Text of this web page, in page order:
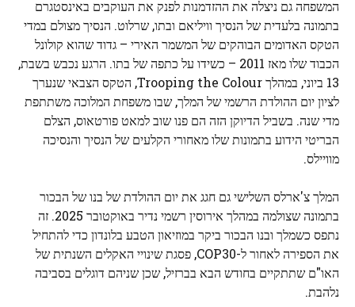
המשפחה גם ניצלה את ההזדמנות לפנק את העוקבים באינסטגרם
בתמונה בלעדית של הנסיך וויליאם ובתו, שרלוט. הנסיך מצולם במדי
הטקס האדומים הבוהקים של המשמר האירי – גדוד שהוא קולונל
הכבוד שלו מאז 2011 – כשידו על כתפה של בתו. הרגע נכבש בשבת,
13 ביוני, במהלך Trooping the Colour, הטקס הצבאי שנערך
לציון יום ההולדת הרשמי של המלך, שבו משפחת המלוכה משתתפת
מדי שנה. בשביל הדיוקן הזה הם פנו שוב למאט פורטאוס, הצלם
הבריטי הידוע בתמונות שלו מאחורי הקלעים של הנסיך והנסיכה
מוויילס.
המלך צ'ארלס השלישי גם חגג את יום ההולדת של בנו של הבכור
בתמונה שצולמה במהלך אירוסין רשמי נדיר באוקטובר 2025. זה
נתפס כשמלך ובנו הבכור ביקר במוזיאון הטבע בלונדון כדי להתחיל
את הספירה לאחור ל-COP30, פסגת שינויי האקלים השנתית של
האו"ם שתתקיים בחודש הבא בברזיל, שכן שניהם דוגלים בסביבה
נלהבת.